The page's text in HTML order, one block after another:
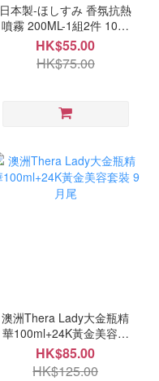
日本製-ほしすみ 香氛抗熱
噴霧 200ML-1組2件 10月
中
HK$55.00
HK$75.00
澳洲Thera Lady大金瓶精
華100ml+24K黃金美容套
裝 9月尾
HK$85.00
HK$125.00